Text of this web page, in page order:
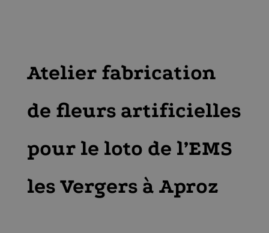
Atelier fabrication
de fleurs artificielles
pour le loto de l’EMS
les Vergers à Aproz